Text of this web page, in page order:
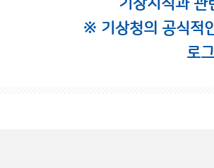
기상지식과 관
※ 기상청의 공식적
로